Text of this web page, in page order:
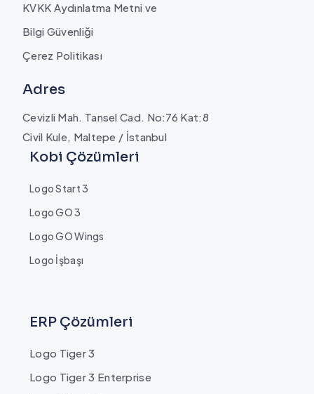
KVKK Aydınlatma Metni ve
Bilgi Güvenliği
Çerez Politikası
Adres
Cevizli Mah. Tansel Cad. No:76 Kat:8
Civil Kule, Maltepe / İstanbul
Kobi Çözümleri
Logo Start 3
Logo GO 3
Logo GO Wings
Logo İşbaşı
ERP Çözümleri
Logo Tiger 3
Logo Tiger 3 Enterprise